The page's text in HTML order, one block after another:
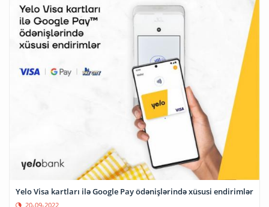
Yelo Visa kartları ilə Google Pay ödənişlərində xüsusi endirimlər
20-09-2022